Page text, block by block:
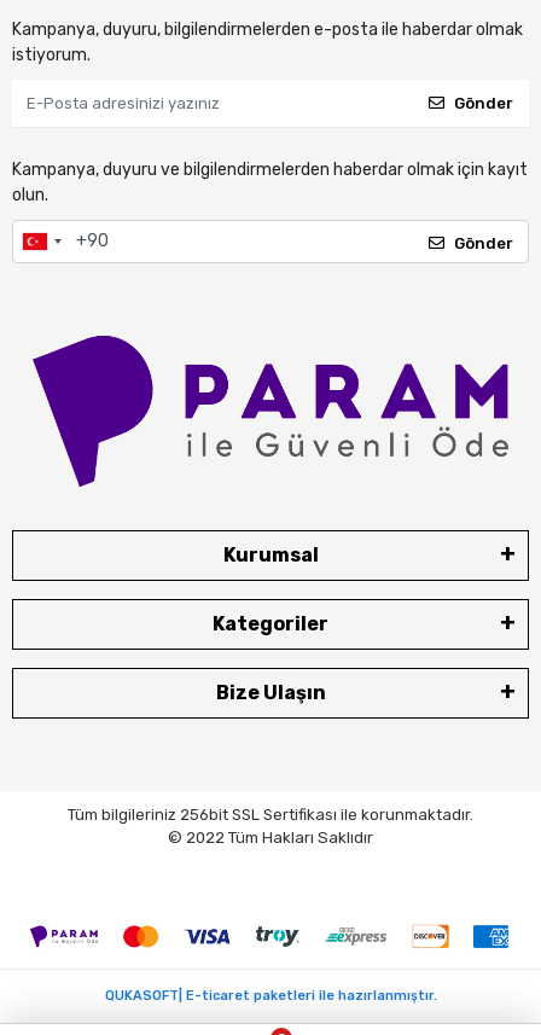
Kampanya, duyuru, bilgilendirmelerden e-posta ile haberdar olmak
istiyorum.
Gönder
Kampanya, duyuru ve bilgilendirmelerden haberdar olmak için kayıt
olun.
Gönder
Kurumsal
Kategoriler
Bize Ulaşın
Tüm bilgileriniz 256bit SSL Sertifikası ile korunmaktadır.
© 2022 Tüm Hakları Saklıdır
QUKASOFT| E-ticaret paketleri ile hazırlanmıştır.